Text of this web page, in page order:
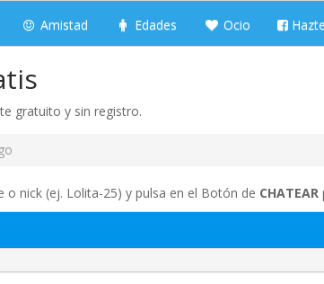
Amistad Edades Ocio
gratuito y sin registro.
nick (ej. Lolita-25) y pulsa en el Botón de CHATEAR